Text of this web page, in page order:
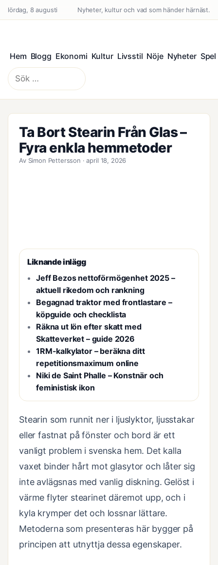
lördag, 8 augusti Nyheter, kultur och vad som händer härnäst.
Hem Blogg Ekonomi Kultur Livsstil Nöje Nyheter Spel
Sök
efter:
Ta Bort Stearin Från Glas –
Fyra enkla hemmetoder
Av Simon Pettersson · april 18, 2026
Liknande inlägg
Jeff Bezos nettoförmögenhet 2025 –
aktuell rikedom och rankning
Begagnad traktor med frontlastare –
köpguide och checklista
Räkna ut lön efter skatt med
Skatteverket – guide 2026
1RM-kalkylator – beräkna ditt
repetitionsmaximum online
Niki de Saint Phalle – Konstnär och
feministisk ikon
Stearin som runnit ner i ljuslyktor, ljusstakar
eller fastnat på fönster och bord är ett
vanligt problem i svenska hem. Det kalla
vaxet binder hårt mot glasytor och låter sig
inte avlägsnas med vanlig diskning. Gelöst i
värme flyter stearinet däremot upp, och i
kyla krymper det och lossnar lättare.
Metoderna som presenteras här bygger på
principen att utnyttja dessa egenskaper.